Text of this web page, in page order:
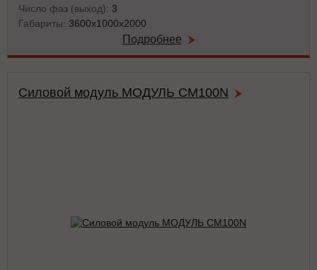
Число фаз (выход): 3
Габариты: 3600х1000х2000
Подробнее
Силовой модуль МОДУЛЬ CM100N